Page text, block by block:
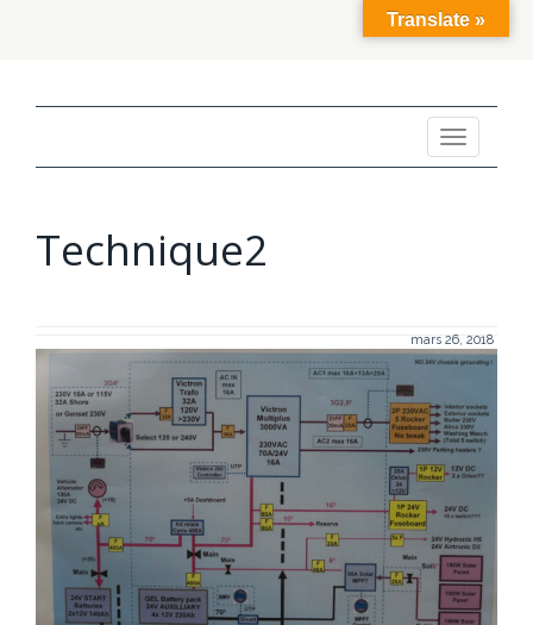
Toggle
navigation
Technique2
mars 26, 2018
Translate »